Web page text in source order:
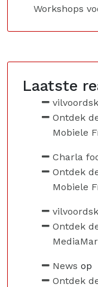
Workshops
Laatste
Ontdek
Mobiele
Charla
Ontdek
Mobiele
Ontdek
News op
Ontdek